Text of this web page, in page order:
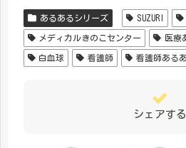
あるあるシリーズ SUZURI
メディカルきのこセンター 医療
白血球 看護師 看護師ある
シェアする